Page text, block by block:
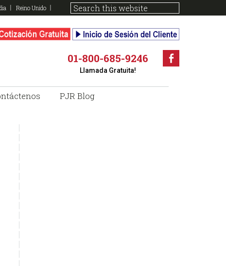
Reino Unido
01-800-685-9246
Llamada Gratuita!
PJR Blog